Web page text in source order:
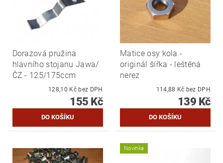
Dorazová pružina
hlavního stojanu Jawa/
ČZ - 125/175ccm
128,10 Kč bez DPH
155 Kč
Matice osy kola -
originál šířka - leštěná
nerez
114,88 Kč bez DPH
139 Kč
Novinka